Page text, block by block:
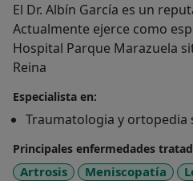
El Dr. Albín García es un
Actualmente ejerce como
Hospital Parque Marazuela
Reina
Especialista en:
Traumatologia y ortopedia
Principales enfermedades
Artrosis Meniscopatía